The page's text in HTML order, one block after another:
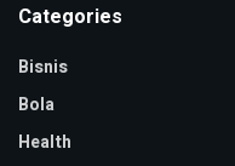
Categories
Bisnis
Bola
Health